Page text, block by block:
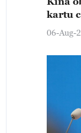
kartu
06-Aug-